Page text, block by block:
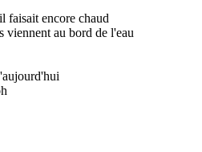
faisait encore chaud
viennent au bord de l'eau